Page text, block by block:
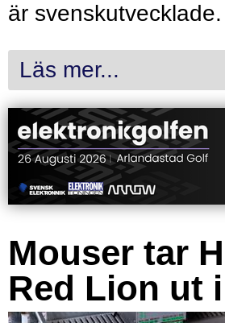
är svenskutvecklade.
Läs mer...
Mouser tar
Red Lion ut